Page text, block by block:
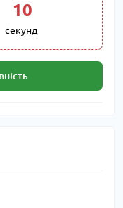
09
секунд